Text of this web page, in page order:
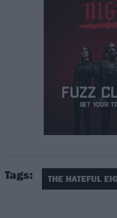
Αφήστε τον τυπικό
internet να σας πει
Tags: THE HATEFUL